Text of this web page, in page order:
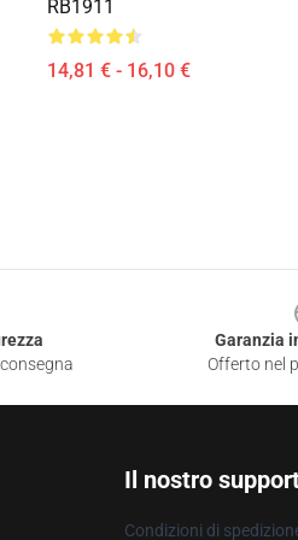
RB1911
14,81 € - 16,10 €
Garanzia
Offerto nel
Il nostro
Condizioni di